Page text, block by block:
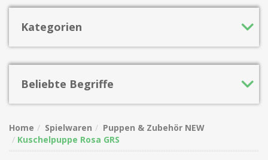
Kategorien
Beliebte Begriffe
Home Spielwaren
Puppen & Zubehör NEW
Kuschelpuppe Rosa GRS